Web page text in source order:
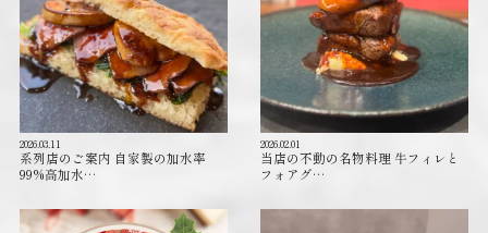
2026.03.11
系列店のご案内 自家製の加水率
99%高加水…
2026.02.01
当店の不動の名物料理 牛フィレと
フォアグ…